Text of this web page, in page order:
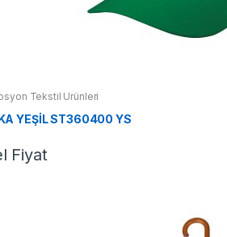
Tekstil Ürünleri
YEŞİL ST360400 YS
Fiyat